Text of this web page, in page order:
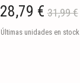
28,79 € 31,99 €
Últimas unidades en stock